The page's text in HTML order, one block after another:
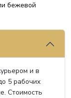
бежевой
и в
5 рабочих
Стоимость